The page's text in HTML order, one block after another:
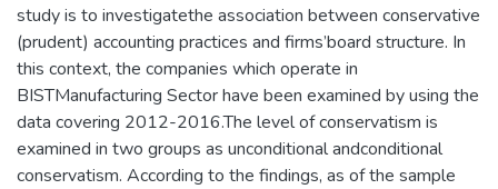
study is to investigatethe association between conservative
(prudent) accounting practices and firms’board structure. In
this context, the companies which operate in
BISTManufacturing Sector have been examined by using the
data covering 2012-2016.The level of conservatism is
examined in two groups as unconditional andconditional
conservatism. According to the findings, as of the sample